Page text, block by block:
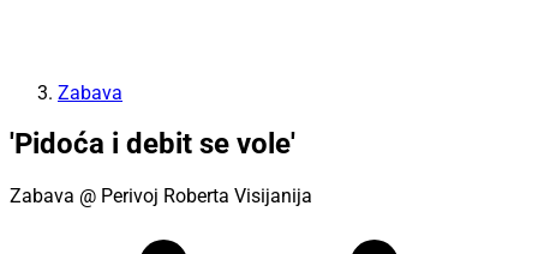
Zabava
'Pidoća i debit se vole'
Zabava @ Perivoj Roberta Visijanija